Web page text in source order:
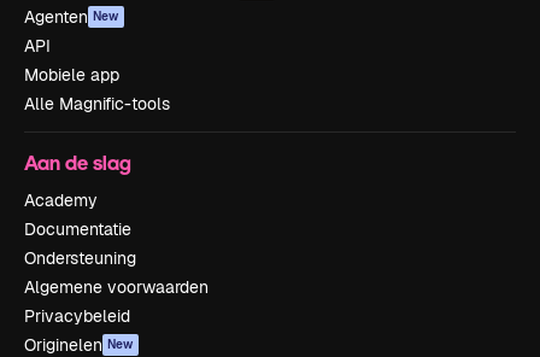
Agenten New
API
Mobiele app
Alle Magnific-tools
Aan de slag
Academy
Documentatie
Ondersteuning
Algemene voorwaarden
Privacybeleid
Originelen New